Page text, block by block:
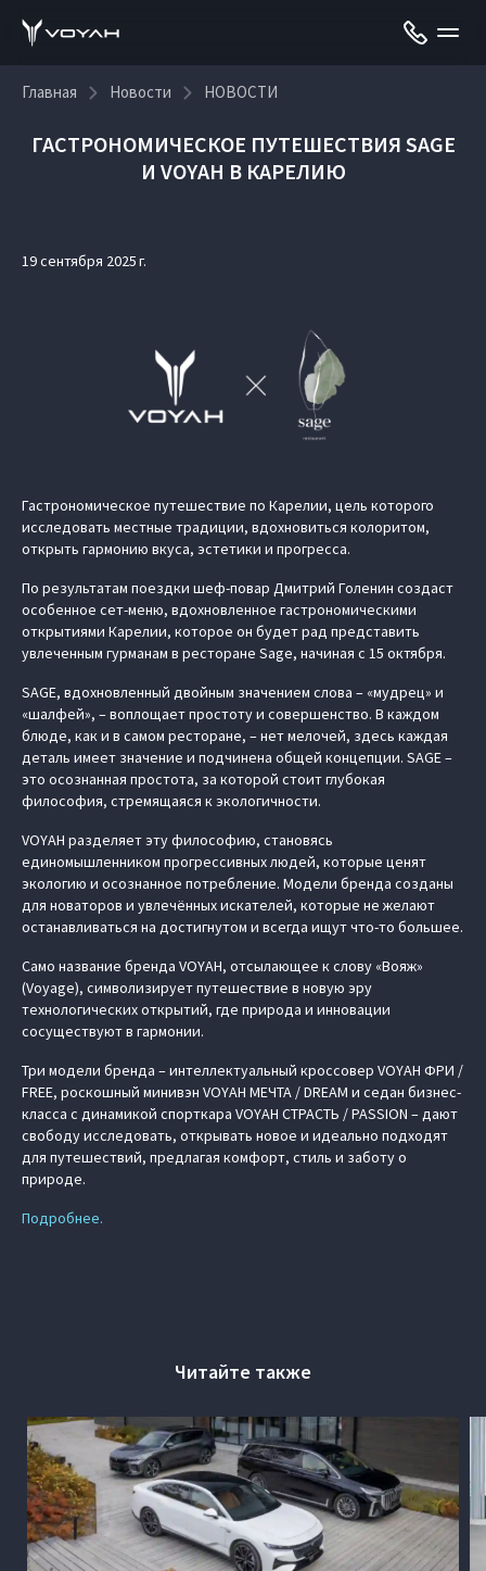
Главная Новости НОВОСТИ
ГАСТРОНОМИЧЕСКОЕ ПУТЕШЕСТВИЯ SAGE
И VOYAH В КАРЕЛИЮ
19 сентября 2025 г.
Гастрономическое путешествие по Карелии, цель которого
исследовать местные традиции, вдохновиться колоритом,
открыть гармонию вкуса, эстетики и прогресса.
По результатам поездки шеф-повар Дмитрий Голенин создаст
особенное сет-меню, вдохновленное гастрономическими
открытиями Карелии, которое он будет рад представить
увлеченным гурманам в ресторане Sage, начиная с 15 октября.
SAGE, вдохновленный двойным значением слова – «мудрец» и
«шалфей», – воплощает простоту и совершенство. В каждом
блюде, как и в самом ресторане, – нет мелочей, здесь каждая
деталь имеет значение и подчинена общей концепции. SAGE –
это осознанная простота, за которой стоит глубокая
философия, стремящаяся к экологичности.
VOYAH разделяет эту философию, становясь
единомышленником прогрессивных людей, которые ценят
экологию и осознанное потребление. Модели бренда созданы
для новаторов и увлечённых искателей, которые не желают
останавливаться на достигнутом и всегда ищут что-то большее.
Само название бренда VOYAH, отсылающее к слову «Вояж»
(Voyage), символизирует путешествие в новую эру
технологических открытий, где природа и инновации
сосуществуют в гармонии.
Три модели бренда – интеллектуальный кроссовер VOYAH ФРИ /
FREE, роскошный минивэн VOYAH МЕЧТА / DREAM и седан бизнес-
класса с динамикой спорткара VOYAH СТРАСТЬ / PASSION – дают
свободу исследовать, открывать новое и идеально подходят
для путешествий, предлагая комфорт, стиль и заботу о
природе.
Подробнее.
Читайте также